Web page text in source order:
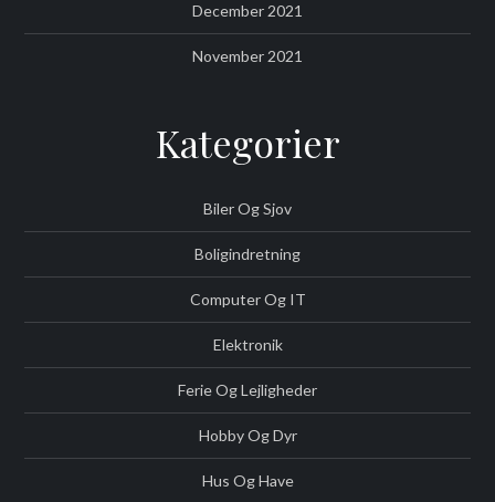
December 2021
November 2021
Kategorier
Biler Og Sjov
Boligindretning
Computer Og IT
Elektronik
Ferie Og Lejligheder
Hobby Og Dyr
Hus Og Have